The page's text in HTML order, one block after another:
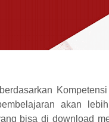
akan
bisa di download